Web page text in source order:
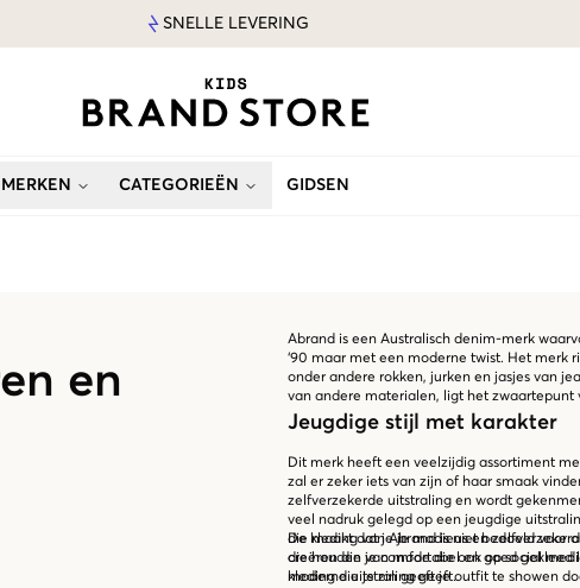
SNELLE LEVERING
MERKEN CATEGORIEËN GIDSEN
en
Abrand is een Australisch denim-merk
‘90 maar met een moderne twist. Het merk
onder andere rokken, jurken en jasjes van
van andere materialen, ligt het zwaartepunt
Jeugdige stijl met karakter
Dit merk heeft een veelzijdig assortiment
zal er zeker iets van zijn of haar smaak
zelfverzekerde uitstraling en wordt
veel nadruk gelegd op een jeugdige
die maakt dat je je modieus en
creëren die je comfortabel en goed
moderne uitstraling geeft.
De kleding van Abrand is niet bedoeld voor
die houden van mode die ook op social
kleding die je zin geeft je outfit te showen